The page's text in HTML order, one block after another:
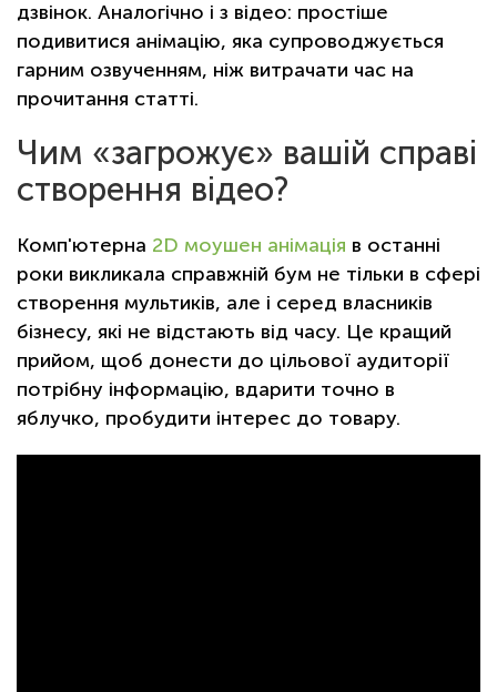
дзвінок. Аналогічно і з відео: простіше
подивитися анімацію, яка супроводжується
гарним озвученням, ніж витрачати час на
прочитання статті.
Чим «загрожує» вашій справі
створення відео?
Комп'ютерна 2D моушен анімація в останні
роки викликала справжній бум не тільки в сфері
створення мультиків, але і серед власників
бізнесу, які не відстають від часу. Це кращий
прийом, щоб донести до цільової аудиторії
потрібну інформацію, вдарити точно в
яблучко, пробудити інтерес до товару.